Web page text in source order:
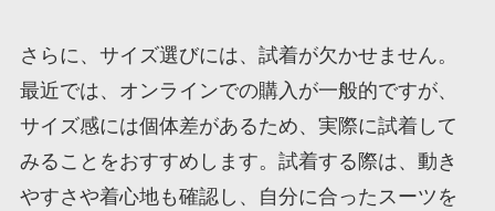
さらに、サイズ選びには、試着が欠かせません。
最近では、オンラインでの購入が一般的ですが、
サイズ感には個体差があるため、実際に試着して
みることをおすすめします。試着する際は、動き
やすさや着心地も確認し、自分に合ったスーツを